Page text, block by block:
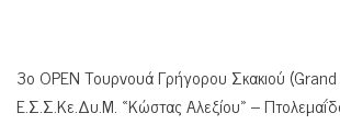
3ο OPEN Τουρνουά Γρήγορου Σκακιού
Ε.Σ.Σ.Κε.Δυ.Μ. «Κώστας Αλεξίου» –